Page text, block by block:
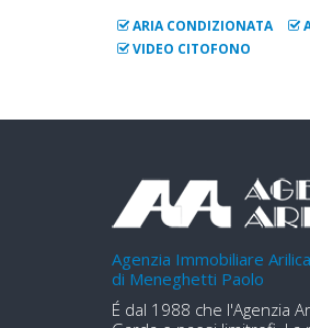
ARIA CONDIZIONATA
VIDEO CITOFONO
Agenzia Immobiliare Arilica
di Meneghetti Paolo
É dal 1988 che l'Agenzia